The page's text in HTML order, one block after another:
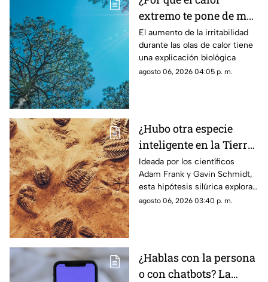
extremo te pone de mal
humor y te agota? Los
efectos reales de las
altas temperaturas en
el cuerpo
El aumento de la irritabilidad
durante las olas de calor tiene
una explicación biológica
agosto 06, 2026 04:05 p. m.
¿Hubo otra especie
inteligente en la Tierra
antes que nosotros? Lo
que dice la ciencia
sobre la hipótesis
silúrica
Ideada por los científicos
Adam Frank y Gavin Schmidt,
esta hipótesis silúrica explora
si una sociedad tecnológica
agosto 06, 2026 03:40 p. m.
¿Hablas con la persona
o con chatbots? La